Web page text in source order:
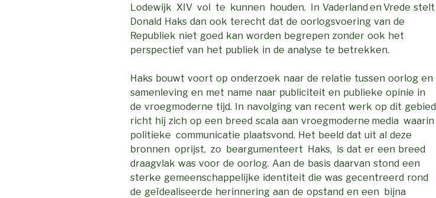
Lodewijk XIV vol te kunnen houden. In Vaderland en Vrede stelt
Donald Haks dan ook terecht dat de oorlogsvoering van de
Republiek niet goed kan worden begrepen zonder ook het
perspectief van het publiek in de analyse te betrekken.
Haks bouwt voort op onderzoek naar de relatie tussen oorlog en
samenleving en met name naar publiciteit en publieke opinie in
de vroegmoderne tijd. In navolging van recent werk op dit gebied
richt hij zich op een breed scala aan vroegmoderne media waarin
politieke communicatie plaatsvond. Het beeld dat uit al deze
bronnen oprijst, zo beargumenteert Haks, is dat er een breed
draagvlak was voor de oorlog. Aan de basis daarvan stond een
sterke gemeenschappelijke identiteit die was gecentreerd rond
de geïdealiseerde herinnering aan de opstand en een bijna